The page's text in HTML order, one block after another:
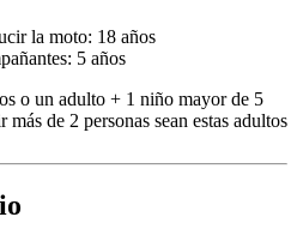
la moto: 18 años
5 años
o un adulto + 1 niño mayor de 5
de 2 personas sean estas adultos